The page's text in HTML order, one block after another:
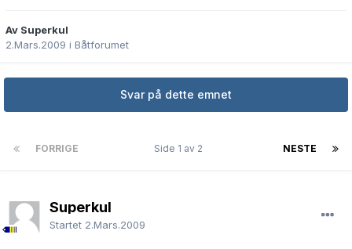
Av Superkul
2.Mars.2009 i Båtforumet
Svar på dette emnet
FORRIGE NESTE
Side 1 av 2
Superkul
Startet 2.Mars.2009